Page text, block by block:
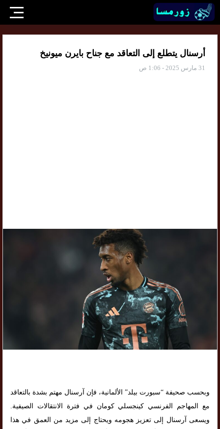
أرسنال يتطلع إلى التعاقد مع جناح بايرن ميونيخ
31 مارس 2025 - 1:06 ص
وبحسب صحيفة “سبورت بيلد” الألمانية، فإن آرسنال مهتم بشدة بالتعاقد
مع المهاجم الفرنسي كينجسلي كومان في فترة الانتقالات الصيفية.
ويسعى آرسنال إلى تعزيز هجومه ويحتاج إلى مزيد من العمق في هذا